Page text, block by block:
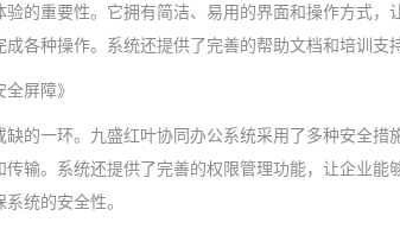
的重要性。它拥有简洁、易用的界面和操作方式，
各种操作。系统还提供了完善的帮助文档和培训支
屏障》
的一环。九盛红叶协同办公系统采用了多种安全
输。系统还提供了完善的权限管理功能，让企业
统的安全性。